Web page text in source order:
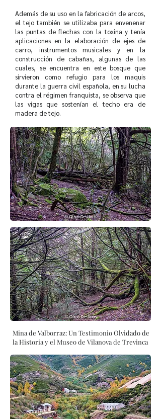
Además de su uso en la fabricación de arcos,
el tejo también se utilizaba para envenenar
las puntas de flechas con la toxina y tenía
aplicaciones en la elaboración de ejes de
carro, instrumentos musicales y en la
construcción de cabañas, algunas de las
cuales, se encuentra en este bosque que
sirvieron como refugio para los maquis
durante la guerra civil española, en su lucha
contra el régimen franquista, se observa que
las vigas que sostenían el techo era de
madera de tejo.
Mina de Valborraz: Un Testimonio Olvidado de
la Historia y el Museo de Vilanova de Trevinca